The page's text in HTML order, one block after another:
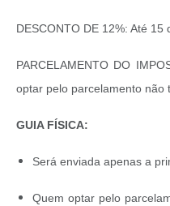
DESCONTO DE 12%: Até 15
PARCELAMENTO DO
optar pelo parcelamento não
GUIA FÍSICA:
Será enviada apenas a
Quem optar pelo